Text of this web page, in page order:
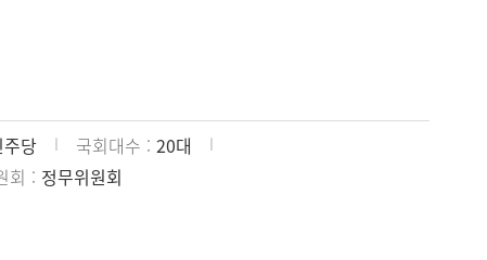
당 국회대수
20대
회
정무위원회